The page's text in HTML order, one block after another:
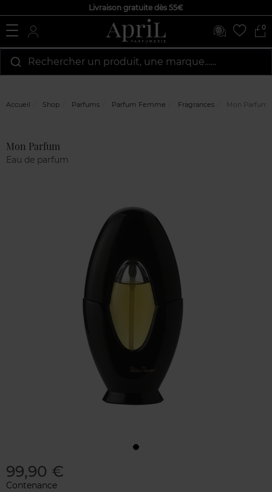
Livraison gratuite dès 55€
0
Rechercher un produit, une marque…...
Accueil Shop Parfums Parfum Femme Fragrances Mon Parfum
Mon Parfum
Eau de parfum
99,90 €
Contenance